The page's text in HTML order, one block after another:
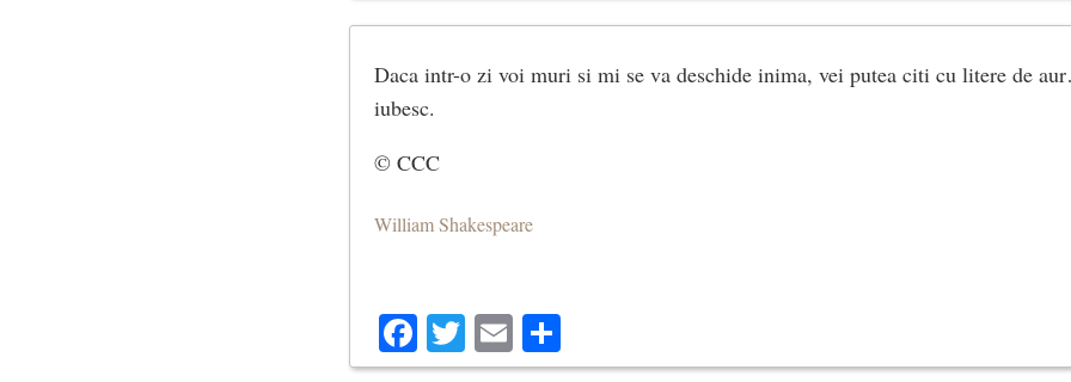
Daca intr-o zi voi muri si mi se va deschide inima, vei putea citi cu litere de
iubesc.
© CCC
William Shakespeare
Facebook
Twitter
Email